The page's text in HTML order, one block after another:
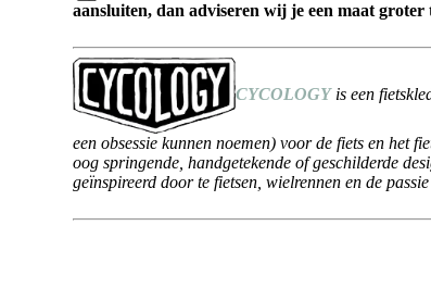
aansluiten, dan adviseren wij je een maat groter
CYCOLOGYis een
een obsessie kunnen noemen) voor de fiets en het
oog springende, handgetekende of geschilderde
geïnspireerd door te fietsen, wielrennen en de